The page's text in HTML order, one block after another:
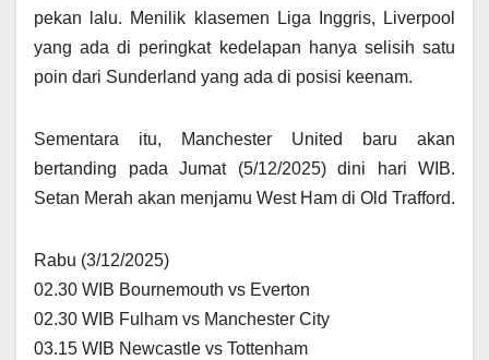
pekan lalu. Menilik klasemen Liga Inggris, Liverpool
yang ada di peringkat kedelapan hanya selisih satu
poin dari Sunderland yang ada di posisi keenam.
Sementara itu, Manchester United baru akan
bertanding pada Jumat (5/12/2025) dini hari WIB.
Setan Merah akan menjamu West Ham di Old Trafford.
Rabu (3/12/2025)
02.30 WIB Bournemouth vs Everton
02.30 WIB Fulham vs Manchester City
03.15 WIB Newcastle vs Tottenham